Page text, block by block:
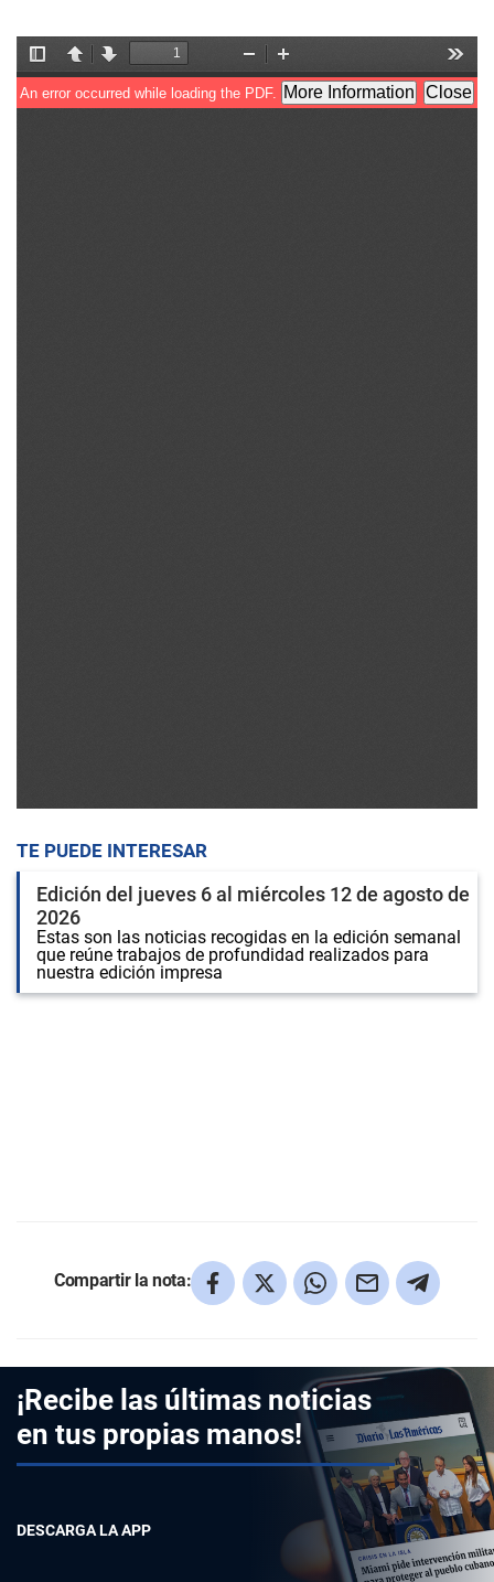
TE PUEDE INTERESAR
Edición del jueves 6 al miércoles 12 de agosto de
2026
Estas son las noticias recogidas en la edición semanal
que reúne trabajos de profundidad realizados para
nuestra edición impresa
Compartir la nota:
¡Recibe las últimas noticias
en tus propias manos!
DESCARGA LA APP